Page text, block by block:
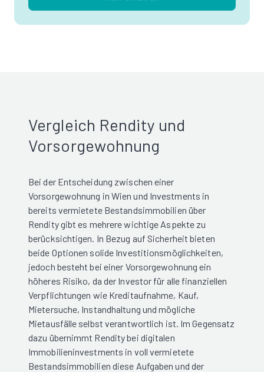
Vergleich Rendity und
Vorsorgewohnung
Bei der Entscheidung zwischen einer
Vorsorgewohnung in Wien und Investments in
bereits vermietete Bestandsimmobilien über
Rendity gibt es mehrere wichtige Aspekte zu
berücksichtigen. In Bezug auf Sicherheit bieten
beide Optionen solide Investitionsmöglichkeiten,
jedoch besteht bei einer Vorsorgewohnung ein
höheres Risiko, da der Investor für alle finanziellen
Verpflichtungen wie Kreditaufnahme, Kauf,
Mietersuche, Instandhaltung und mögliche
Mietausfälle selbst verantwortlich ist. Im Gegensatz
dazu übernimmt Rendity bei digitalen
Immobilieninvestments in voll vermietete
Bestandsimmobilien diese Aufgaben und der